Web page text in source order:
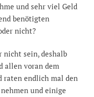
und sehr viel Geld
benötigten
nicht?
nicht sein, deshalb
allen voran dem
raten endlich mal den
und einige